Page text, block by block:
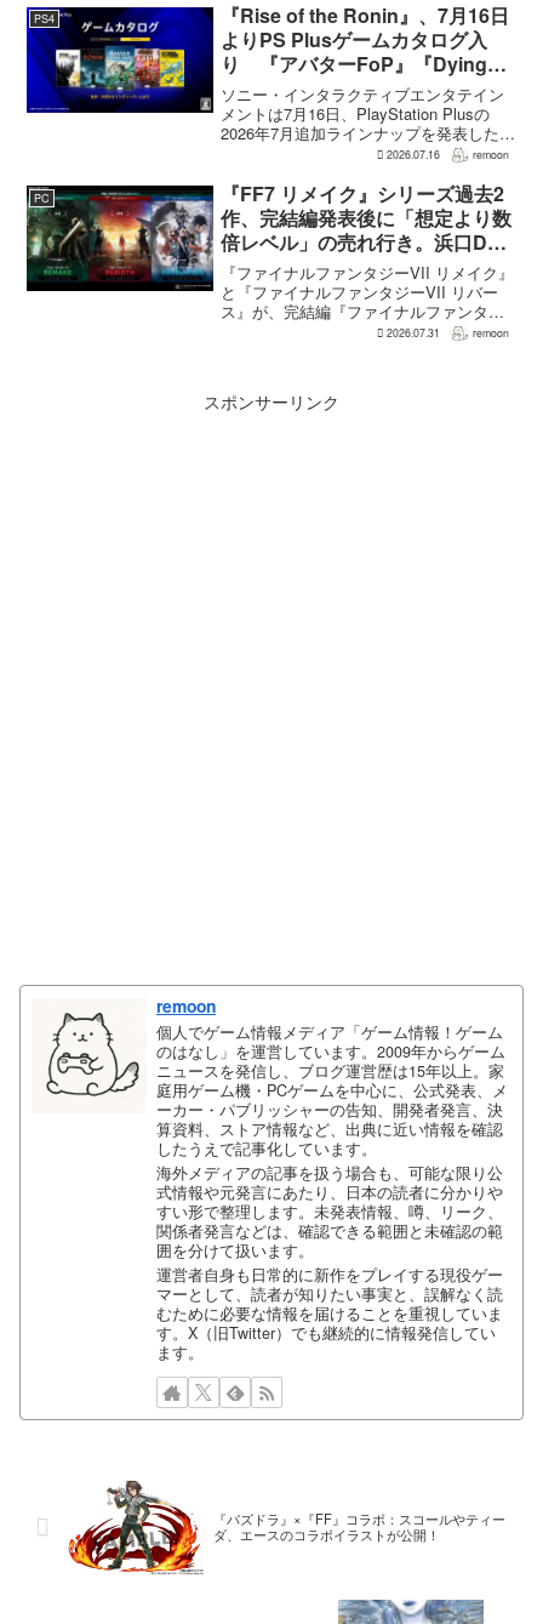
PS4
『Rise of the Ronin』、7月16日
よりPS Plusゲームカタログ入
り 『アバターFoP』『Dying
Light』なども順次配信
ソニー・インタラクティブエンタテイン
メントは7月16日、PlayStation Plusの
2026年7月追加ラインナップを発表した。
幕末の日本を舞台とするTeam NINJAのオ
the Ron...
2026.07.16 remoon
PC
『FF7 リメイク』シリーズ過去2
作、完結編発表後に「想定より数
倍レベル」の売れ行き。浜口Dが
明かす
『ファイナルファンタジーVII リメイク』
と『ファイナルファンタジーVII リバー
ス』が、完結編『ファイナルファンタジ
ーVII リベレーション』の発表後、「我々
2026.07.31 remoon
スポンサーリンク
remoon
個人でゲーム情報メディア「ゲーム情報！ゲーム
のはなし」を運営しています。2009年からゲーム
ニュースを発信し、ブログ運営歴は15年以上。家
庭用ゲーム機・PCゲームを中心に、公式発表、メ
ーカー・パブリッシャーの告知、開発者発言、決
算資料、ストア情報など、出典に近い情報を確認
したうえで記事化しています。
海外メディアの記事を扱う場合も、可能な限り公
式情報や元発言にあたり、日本の読者に分かりや
すい形で整理します。未発表情報、噂、リーク、
関係者発言などは、確認できる範囲と未確認の範
囲を分けて扱います。
運営者自身も日常的に新作をプレイする現役ゲー
マーとして、読者が知りたい事実と、誤解なく読
むために必要な情報を届けることを重視していま
す。X（旧Twitter）でも継続的に情報発信してい
ます。
『パズドラ』×『FF』コラボ：スコールやティー
ダ、エースのコラボイラストが公開！